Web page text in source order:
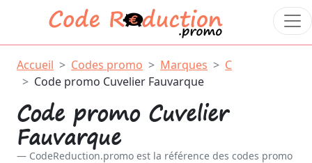
Accueil Codes promo Marques
C
Code promo Cuvelier Fauvarque
Code promo Cuvelier
Fauvarque
CodeReduction.promo est la référence des codes promo